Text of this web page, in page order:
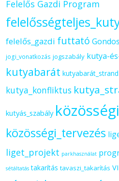
Felelős Gazdi Program
felelős_gazdi futtató
jogi_vonatkozás jogszabály kutya-
kutyabarát kutyabarát_strand
kutya_konfliktus
kutyás_szabály
közösségi_tervezés
liget_projekt parkhasználat
sétáltatás takarítás tavaszi_takarítás